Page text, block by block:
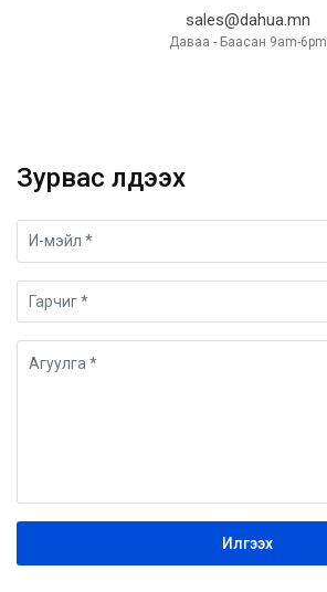
sales@dahua.mn
Даваа - Баасан 9am-6pm
Зурвас үлдээх